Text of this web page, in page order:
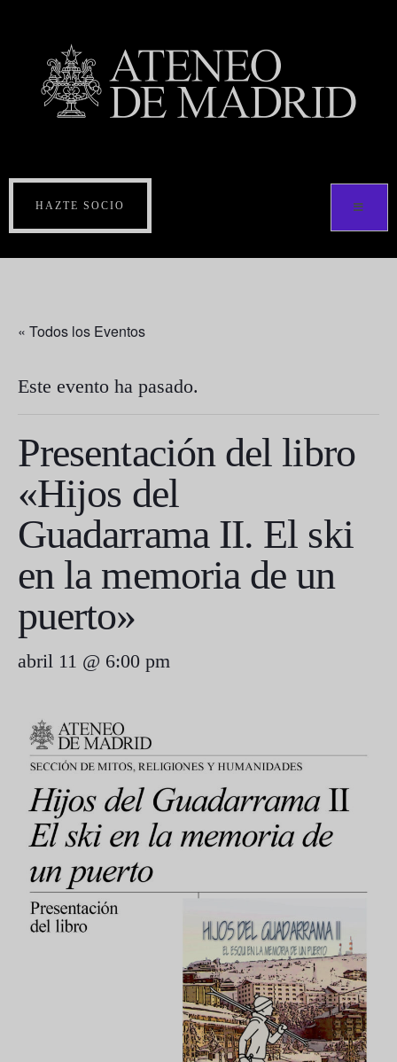
HAZTE SOCIO
« Todos los Eventos
Este evento ha pasado.
Presentación del libro
«Hijos del
Guadarrama II. El ski
en la memoria de un
puerto»
abril 11 @ 6:00 pm